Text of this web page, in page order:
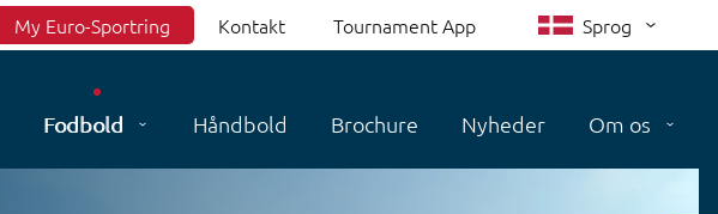
Top menu
My Euro-Sportring Kontakt Tournament App Sprog
Fodbold Håndbold Brochure Nyheder Om os